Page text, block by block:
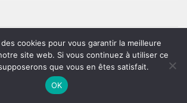
cookies pour vous garantir la meilleure
site web. Si vous continuez à utiliser ce
que vous en êtes satisfait.
OK